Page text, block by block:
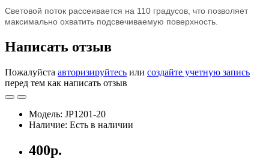
Световой поток рассеивается на 110 градусов, что позволяет
максимально охватить подсвечиваемую поверхность.
Написать отзыв
Пожалуйста авторизируйтесь или создайте учетную запись
перед тем как написать отзыв
Модель: JP1201-20
Наличие: Есть в наличии
400р.